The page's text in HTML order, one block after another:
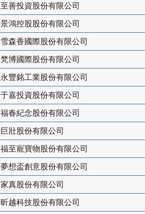
至善投資股份有限公司
景鴻控股股份有限公司
雪森香國際股份有限公司
梵博國際股份有限公司
永豐銘工業股份有限公司
于嘉投資股份有限公司
福春紀念股份有限公司
巨壯股份有限公司
福至寵寶物股份有限公司
夢想盃創意股份有限公司
家真股份有限公司
昕越科技股份有限公司